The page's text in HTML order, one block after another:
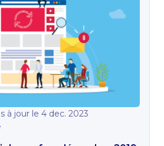
à jour le 4 dec. 2023